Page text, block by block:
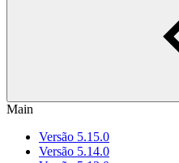
Main
Versão 5.15.0
Versão 5.14.0